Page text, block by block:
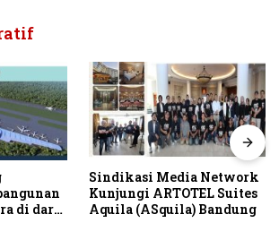
di darat
Sindikasi Media Network
Kunjungi ARTOTEL Suites
Aquila (ASquila) Bandung